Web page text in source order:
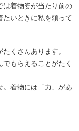
は着物姿が当たり前の
たいときに私を頼って
くさんあります。
もらえることがたく
。着物には「力」があ